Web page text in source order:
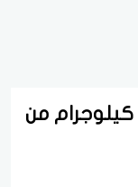
حرس الحدود يحبط تهريب 200 كيلوجرام من